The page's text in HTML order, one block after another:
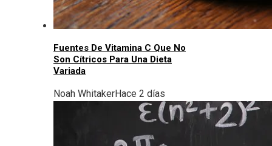
Fuentes De Vitamina C Que No
Son Cítricos Para Una Dieta
Variada
Noah WhitakerHace 2 días